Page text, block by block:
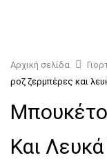
Αρχική σελίδα
ροζ ζερμπέρες και
Και